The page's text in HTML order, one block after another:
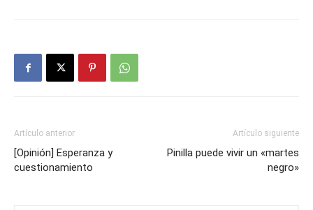
Artículo anterior
[Opinión] Esperanza y
cuestionamiento
Artículo siguiente
Pinilla puede vivir un «martes
negro»